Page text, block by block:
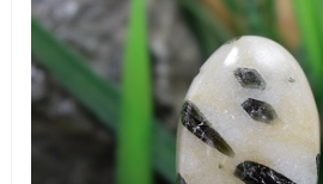
عقیق یمن
عقیق یمن زرد
عقیق یمن سفید
عقیق یمن نباتی
عقیق یمن پرتقالی